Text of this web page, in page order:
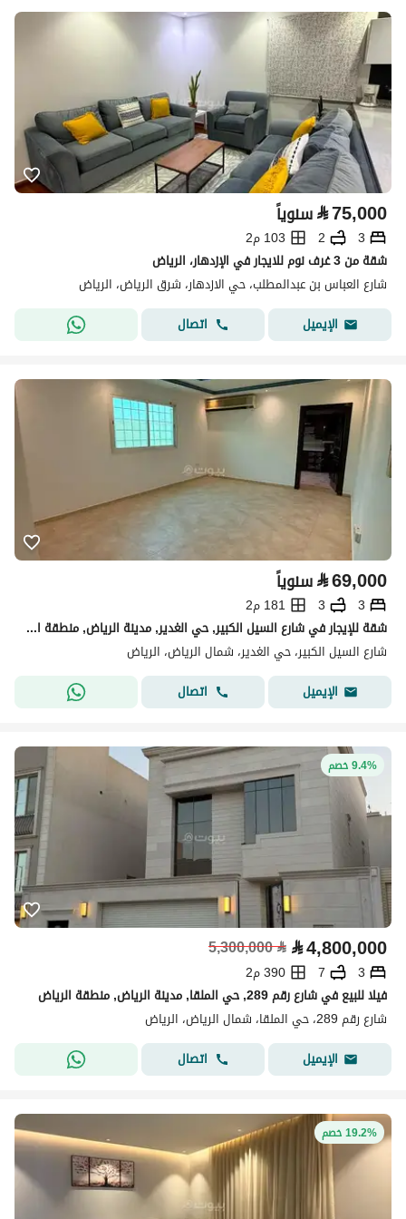
⃁75,000 سنوياً
3
2
103 م2
شقة من 3 غرف نوم للايجار في الإزدهار، الرياض
شارع العباس بن عبدالمطلب، حي الازدهار، شرق الرياض، الرياض
الإيميل
اتصال
⃁69,000 سنوياً
3
3
181 م2
شقة للإيجار في شارع السيل الكبير, حي الغدير, مدينة الرياض, منطقة الرياض
شارع السيل الكبير، حي الغدير، شمال الرياض، الرياض
الإيميل
اتصال
9.4% خصم
⃁4,800,000
⃁
5,300,000
3
7
390 م2
فيلا للبيع في شارع رقم 289, حي الملقا, مدينة الرياض, منطقة الرياض
شارع رقم 289، حي الملقا، شمال الرياض، الرياض
الإيميل
اتصال
19.2% خصم